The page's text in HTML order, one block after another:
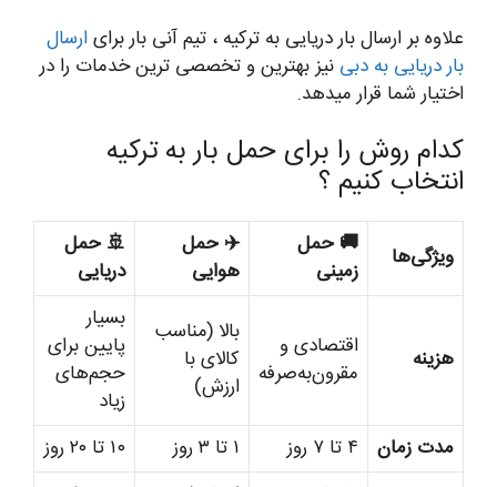
علاوه بر ارسال بار دریایی به ترکیه ، تیم آنی بار برایارسال
بار دریایی به دبی نیز بهترین و تخصصی ترین خدمات را در
اختیار شما قرار میدهد.
کدام روش را برای حمل بار به ترکیه
انتخاب کنیم ؟
ویژگی‌ها
🚚 حمل
زمینی
✈️ حمل
هوایی
🚢 حمل
دریایی
هزینه
اقتصادی و
مقرون‌به‌صرفه
بالا (مناسب
کالای با
ارزش)
بسیار
پایین برای
حجم‌های
زیاد
مدت زمان
۴ تا ۷ روز ۱ تا ۳ روز ۱۰ تا ۲۰ روز